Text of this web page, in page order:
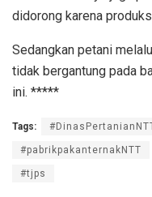
didorong karena
Sedangkan petani
tidak bergantung pada
ini. *****
Tags:
#pabrikpakanternakNTT
#tjps